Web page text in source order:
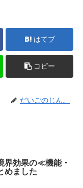
はてブ
コピー
だいごのじん。
界効果の≪機能・
めました